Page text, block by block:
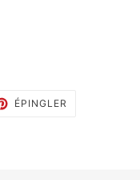
ÉPINGLER